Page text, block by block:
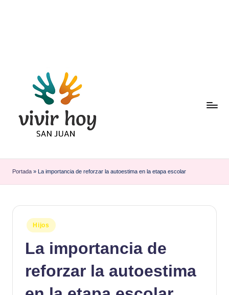
Saltar
contenido
Portada » La importancia de reforzar la autoestima en la etapa escolar
Publicado
en
Hijos
La importancia de
reforzar la autoestima